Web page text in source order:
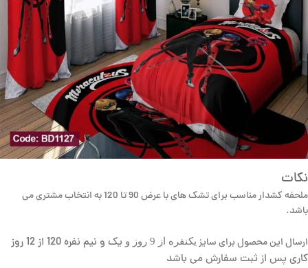
نکات
ملحفه کشدار مناسب برای تشک های با عرض 90 تا 120 به انتخاب مشتری می
باشد.
ارسال این محصول برای سایز یکنفره از 9 روز و
یک و نیم نفره 120 از 12 روز
کاری پس از ثبت سفارش می باشد